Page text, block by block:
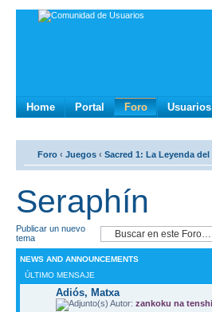
Home Portal Foro Usuarios
Foro ‹ Juegos ‹ Sacred 1: La Leyenda del
Seraphí­n
Publicar un nuevo
tema
NEWS AND ANNOUNCEMENTS
ÚLTIMO MENSAJE
Adiós, Matxa
Autor: zankoku na tenshi